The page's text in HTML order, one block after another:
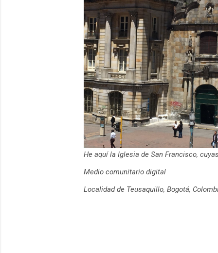
He aquí la Iglesia de San Francisco,
Medio comunitario digital
Localidad de Teusaquillo, Bogotá,